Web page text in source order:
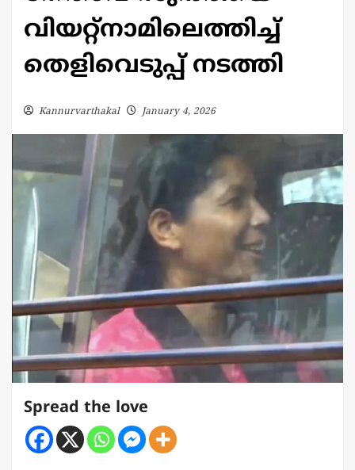
വിയറ്റ്‌നാമിലെത്തിച്ച്
തെളിവെടുപ്പ് നടത്തി
Kannurvarthakal January 4, 2026
Spread the love